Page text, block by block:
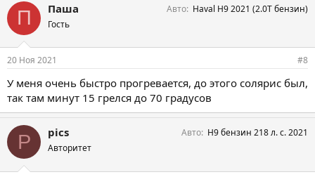
П Паша
Гость
Авто Haval H9 2021 (2.0Т бензин)
20 Ноя 2021 #8
У меня очень быстро прогревается, до этого солярис был,
так там минут 15 грелся до 70 градусов
P pics
Авторитет
Авто H9 бензин 218 л. с. 2021